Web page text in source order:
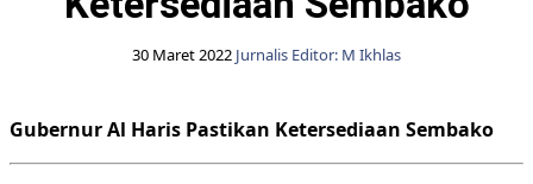
30 Maret 2022 Jurnalis Editor: M Ikhlas
Gubernur Al Haris Pastikan Ketersediaan Sembako